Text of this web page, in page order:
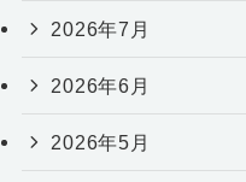
2026年7月
2026年6月
2026年5月